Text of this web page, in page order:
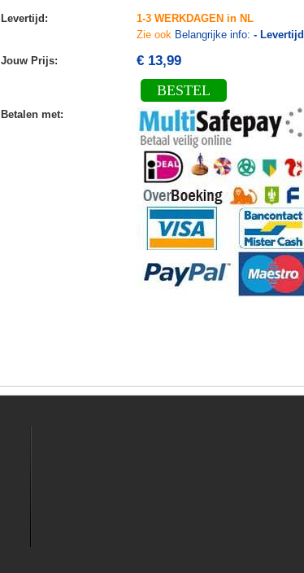
Levertijd:
1-3 WERKDAGEN in NL
Zie ook Belangrijke info: - Levertijd
Jouw Prijs: € 13,99
BESTEL
Betalen met: